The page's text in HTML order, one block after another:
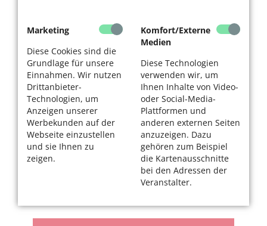
Marketing
Diese Cookies sind die
Grundlage für unsere
Einnahmen. Wir nutzen
Drittanbieter-
Technologien, um
Anzeigen unserer
Werbekunden auf der
Webseite einzustellen
und sie Ihnen zu
zeigen.
Komfort/Externe
Medien
Diese Technologien
verwenden wir, um
Ihnen Inhalte von Video-
oder Social-Media-
Plattformen und
anderen externen Seiten
anzuzeigen. Dazu
gehören zum Beispiel
die Kartenausschnitte
bei den Adressen der
Veranstalter.